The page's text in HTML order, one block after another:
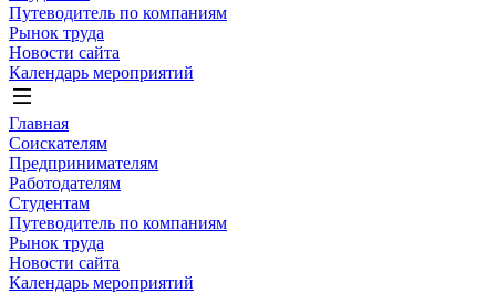
Путеводитель по компаниям
Рынок труда
Новости сайта
Календарь мероприятий
Главная
Соискателям
Предпринимателям
Работодателям
Студентам
Путеводитель по компаниям
Рынок труда
Новости сайта
Календарь мероприятий